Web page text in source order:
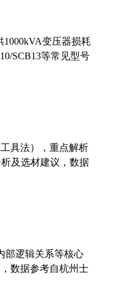
变压器损耗
SCB13等常见型号
具法），重点解析
及选材建议，数据
部逻辑关系等核心
数据参考自杭州士